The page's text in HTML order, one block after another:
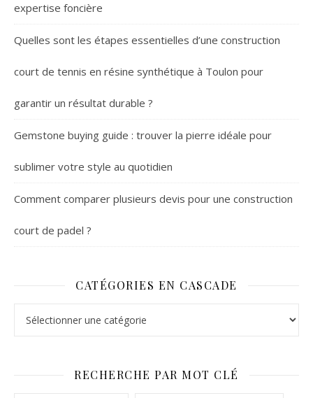
expertise foncière
Quelles sont les étapes essentielles d’une construction
court de tennis en résine synthétique à Toulon pour
garantir un résultat durable ?
Gemstone buying guide : trouver la pierre idéale pour
sublimer votre style au quotidien
Comment comparer plusieurs devis pour une construction
court de padel ?
CATÉGORIES EN CASCADE
RECHERCHE PAR MOT CLÉ